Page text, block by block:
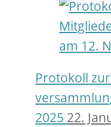
Protokoll
2025 22.